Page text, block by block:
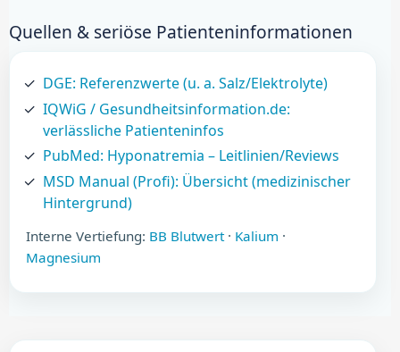
Quellen & seriöse Patienteninformationen
DGE: Referenzwerte (u. a. Salz/Elektrolyte)
IQWiG / Gesundheitsinformation.de:
verlässliche Patienteninfos
PubMed: Hyponatremia – Leitlinien/Reviews
MSD Manual (Profi): Übersicht (medizinischer
Hintergrund)
Interne Vertiefung: BB Blutwert· Kalium ·
Magnesium